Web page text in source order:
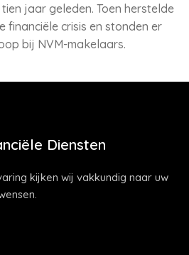
jaar geleden. Toen herstelde
financiële crisis en stonden er
bij NVM-makelaars.
Diensten
kijken wij vakkundig naar uw